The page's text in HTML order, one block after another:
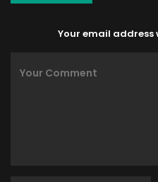
Your email address